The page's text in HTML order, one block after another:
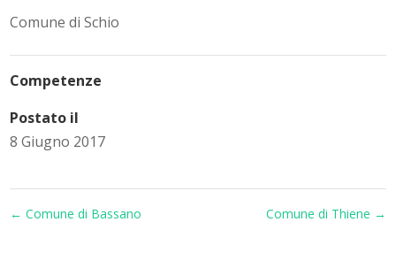
Comune di Schio
Competenze
Postato il
8 Giugno 2017
← Comune di Bassano Comune di Thiene →